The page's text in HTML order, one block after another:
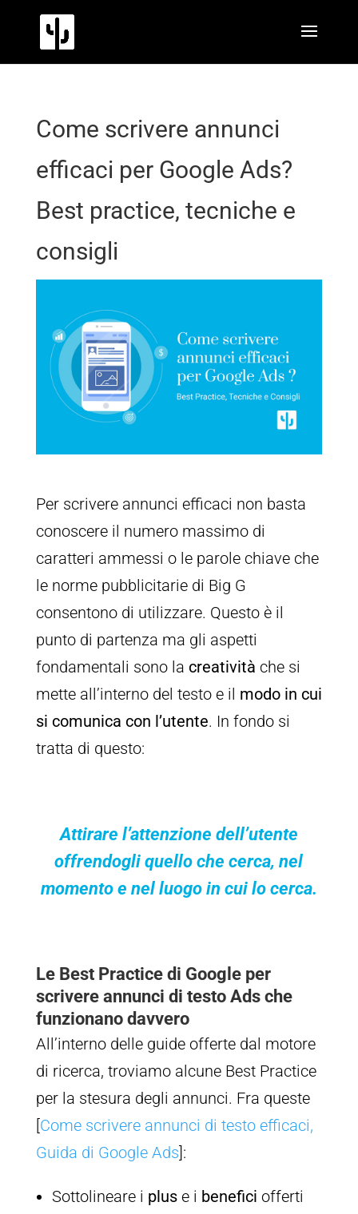
Come scrivere annunci
efficaci per Google Ads?
Best practice, tecniche e
consigli
Per scrivere annunci efficaci non basta
conoscere il numero massimo di
caratteri ammessi o le parole chiave che
le norme pubblicitarie di Big G
consentono di utilizzare. Questo è il
punto di partenza ma gli aspetti
fondamentali sono la creatività che si
mette all’interno del testo e il modo in cui
si comunica con l’utente. In fondo si
tratta di questo:
Attirare l’attenzione dell’utente
offrendogli quello che cerca, nel
momento e nel luogo in cui lo cerca.
Le Best Practice di Google per
scrivere annunci di testo Ads che
funzionano davvero
All’interno delle guide offerte dal motore
di ricerca, troviamo alcune Best Practice
per la stesura degli annunci. Fra queste
[Come scrivere annunci di testo efficaci,
Guida di Google Ads]:
Sottolineare i pluse i benefici offerti